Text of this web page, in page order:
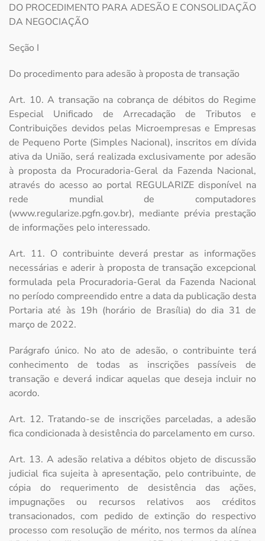
DO PROCEDIMENTO PARA ADESÃO E CONSOLIDAÇÃO
DA NEGOCIAÇÃO
Seção I
Do procedimento para adesão à proposta de transação
Art. 10. A transação na cobrança de débitos do Regime
Especial Unificado de Arrecadação de Tributos e
Contribuições devidos pelas Microempresas e Empresas
de Pequeno Porte (Simples Nacional), inscritos em dívida
ativa da União, será realizada exclusivamente por adesão
à proposta da Procuradoria-Geral da Fazenda Nacional,
através do acesso ao portal REGULARIZE disponível na
rede mundial de computadores
(www.regularize.pgfn.gov.br), mediante prévia prestação
de informações pelo interessado.
Art. 11. O contribuinte deverá prestar as informações
necessárias e aderir à proposta de transação excepcional
formulada pela Procuradoria-Geral da Fazenda Nacional
no período compreendido entre a data da publicação desta
Portaria até às 19h (horário de Brasília) do dia 31 de
março de 2022.
Parágrafo único. No ato de adesão, o contribuinte terá
conhecimento de todas as inscrições passíveis de
transação e deverá indicar aquelas que deseja incluir no
acordo.
Art. 12. Tratando-se de inscrições parceladas, a adesão
fica condicionada à desistência do parcelamento em curso.
Art. 13. A adesão relativa a débitos objeto de discussão
judicial fica sujeita à apresentação, pelo contribuinte, de
cópia do requerimento de desistência das ações,
impugnações ou recursos relativos aos créditos
transacionados, com pedido de extinção do respectivo
processo com resolução de mérito, nos termos da alínea